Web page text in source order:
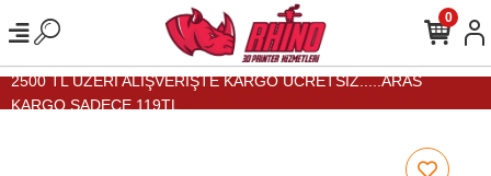
2500 TL ÜZERİ ALIŞVERİŞTE KARGO ÜCRETSİZ.....ARAS
KARGO SADECE 119TL...
0